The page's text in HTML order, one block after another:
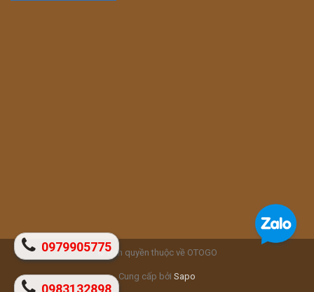
© Bản quyền thuộc về OTOGO
Cung cấp bởi Sapo
0979905775
0983132898